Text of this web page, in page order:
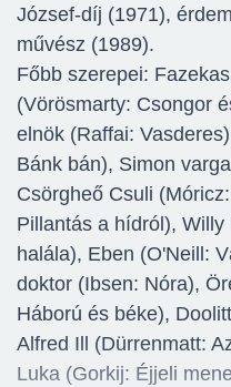
József-díj (1971),
művész (1989).
Főbb szerepei:
(Vörösmarty: Csongor
elnök (Raffai:
Bánk bán), Simon
Csörgheő Csuli
Pillantás a hídról),
halála), Eben (O'Neill:
doktor (Ibsen: Nóra),
Háború és béke),
Alfred Ill (Dürrenmatt:
Luka (Gorkij: Éjjeli